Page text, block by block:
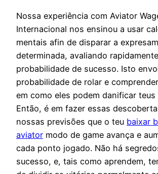
Nossa experiência com Aviator
Internacional nos ensinou a usar
mentais afin de disparar a
determinada, avaliando
probabilidade de sucesso. Isto
probabilidade de rolar e
em como eles podem danificar
Então, é em fazer essas
nossas previsões que o teu baixar
aviator modo de game avança e
cada ponto jogado. Não há
sucesso, e, tais como aprendem,